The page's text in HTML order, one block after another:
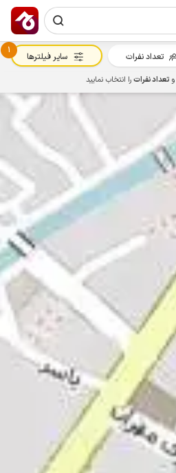
تعداد نفرات
1
سایر فیلترها
و تعداد نفراترا انتخاب نمایید